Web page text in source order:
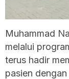
Muhammad
melalui
terus hadir
pasien